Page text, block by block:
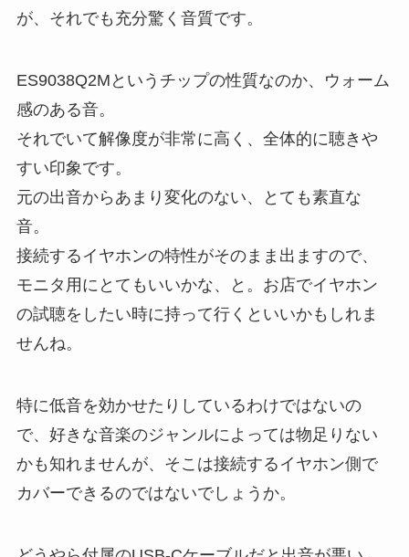
が、それでも充分驚く音質です。
ES9038Q2Mというチップの性質なのか、ウォーム
感のある音。
それでいて解像度が非常に高く、全体的に聴きや
すい印象です。
元の出音からあまり変化のない、とても素直な
音。
接続するイヤホンの特性がそのまま出ますので、
モニタ用にとてもいいかな、と。お店でイヤホン
の試聴をしたい時に持って行くといいかもしれま
せんね。
特に低音を効かせたりしているわけではないの
で、好きな音楽のジャンルによっては物足りない
かも知れませんが、そこは接続するイヤホン側で
カバーできるのではないでしょうか。